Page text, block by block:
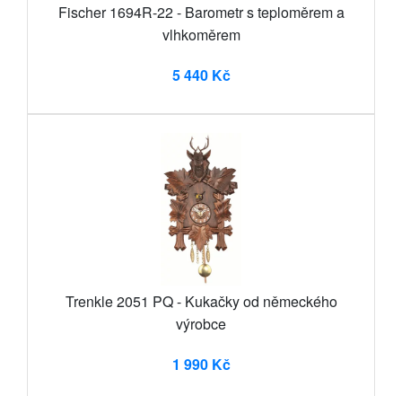
Fischer 1694R-22 - Barometr s teploměrem a
vlhkoměrem
5 440 Kč
Trenkle 2051 PQ - Kukačky od německého
výrobce
1 990 Kč